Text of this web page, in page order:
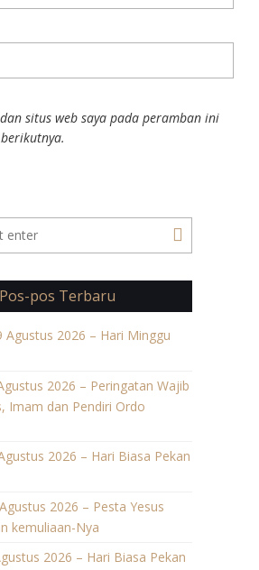
situs web saya pada peramban ini
Pos-pos Terbaru
Agustus 2026 – Hari Minggu
2026 – Peringatan Wajib
Imam dan Pendiri Ordo
2026 – Hari Biasa Pekan
2026 – Pesta Yesus
kemuliaan-Nya
2026 – Hari Biasa Pekan